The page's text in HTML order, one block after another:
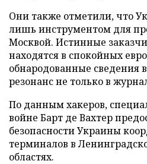
Они также отметили, что
лишь инструментом для
Москвой. Истинные
находятся в спокойных
обнародованные сведения
резонанс не только в
По данным хакеров,
войне Барт де Вахтер
безопасности Украины
терминалов в
областях.